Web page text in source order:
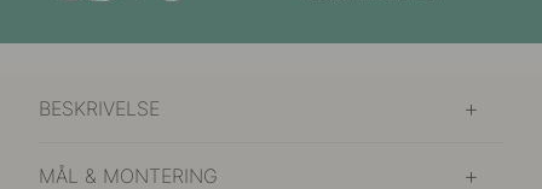
BESKRIVELSE
MÅL & MONTERING